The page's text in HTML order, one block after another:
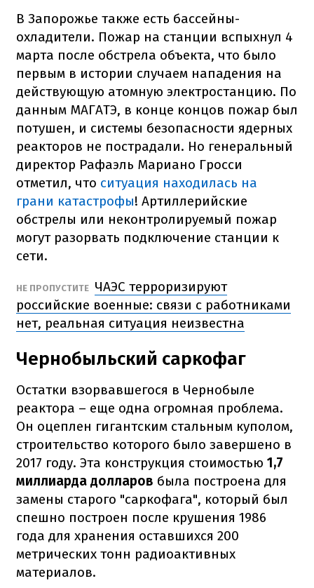
В Запорожье также есть бассейны-
охладители. Пожар на станции вспыхнул 4
марта после обстрела объекта, что было
первым в истории случаем нападения на
действующую атомную электростанцию. По
данным МАГАТЭ, в конце концов пожар был
потушен, и системы безопасности ядерных
реакторов не пострадали. Но генеральный
директор Рафаэль Мариано Гросси
отметил, что ситуация находилась на
грани катастрофы! Артиллерийские
обстрелы или неконтролируемый пожар
могут разорвать подключение станции к
сети.
НЕ ПРОПУСТИТЕ ЧАЭС терроризируют
российские военные: связи с работниками
нет, реальная ситуация неизвестна
Чернобыльский саркофаг
Остатки взорвавшегося в Чернобыле
реактора – еще одна огромная проблема.
Он оцеплен гигантским стальным куполом,
строительство которого было завершено в
2017 году. Эта конструкция стоимостью 1,7
миллиарда долларов была построена для
замены старого "саркофага", который был
спешно построен после крушения 1986
года для хранения оставшихся 200
метрических тонн радиоактивных
материалов.